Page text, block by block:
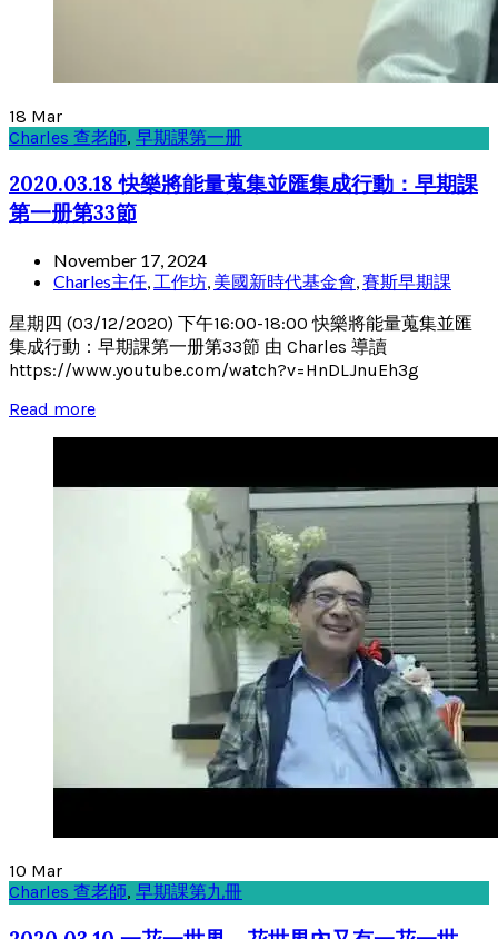
18 Mar
Charles 查老師, 早期課第一册
2020.03.18 快樂將能量蒐集並匯集成行動：早期課
第一册第33節
November 17, 2024
Charles主任, 工作坊, 美國新時代基金會,賽斯早期課
星期四 (03/12/2020) 下午16:00-18:00 快樂將能量蒐集並匯
集成行動：早期課第一册第33節 由 Charles 導讀
https://www.youtube.com/watch?v=HnDLJnuEh3g
Read more
10 Mar
Charles 查老師, 早期課第九冊